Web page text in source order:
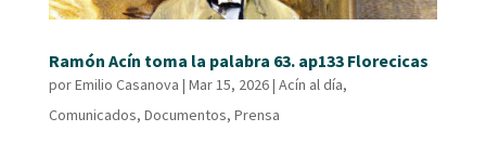
Ramón Acín toma la palabra 63. ap133 Florecicas
porEmilio Casanova | Mar 15, 2026| Acín al día,
Comunicados, Documentos, Prensa